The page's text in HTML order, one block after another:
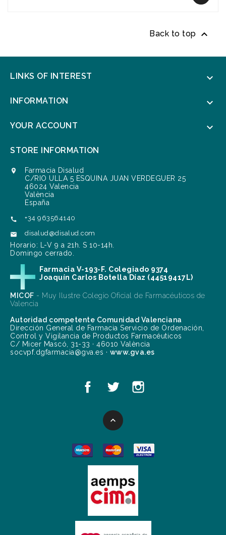
Back to top 
LINKS OF INTEREST 
INFORMATION 
YOUR ACCOUNT 
STORE INFORMATION

Farmacia Disalud
C/RIO ULLA 5 ESQUINA JUAN VERDEGUER 25
46024 Valencia
València
España
 +34 963564140
 disalud@disalud.com
Horario: L-V 9 a 21h. S 10-14h.
Domingo cerrado.
Farmacia V-193-F. Colegiado 9374
Joaquín Carlos Botella Díaz (44519417L)
MICOF - Muy Ilustre Colegio Oficial de Farmacéuticos de
Valencia
Autoridad competente Comunidad Valenciana
Dirección General de Farmacia Servicio de Ordenación,
Control y Vigilancia de Productos Farmacéuticos
C/ Micer Mascó, 31-33 · 46010 València
socvpf.dgfarmacia@gva.es · www.gva.es
